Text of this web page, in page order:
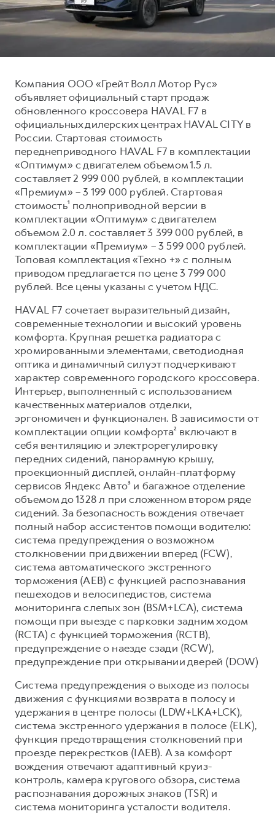
от 2 899 000 ₽
F7X
от 3 599 000 ₽
POER
от 3 449 000 ₽
Тест-драйв
Трейд-ин
Кредитный калькулятор
Страхование
Кредит
КОРПОРАТИВНЫМ КЛИЕНТАМ
Для малого бизнеса
Корпоративным клиентам
Крупным корпоративным клиентам
Система управления автопарком
Сервис для корпоративных клиентов
HAVAL Лизинг
АКСЕССУАРЫ HAVAL
Автомобильные аксессуары
Коллекция CITY
Коллекция Базовая
Коллекция Детская
СЕРВИСНОЕ ОБСЛУЖИВАНИЕ
Нулевое ТО
Программа «Помощь на дороге»
Регламенты технического обслуживания
Электронный ПТС
ПОДДЕРЖКА
GWM Безопасность
Гарантия HAVAL
Мобильное приложение GWM
Программа «HAVAL Защита+»
Руководства по эксплуатации
Подписки
АКСЕССУАРЫ HAVAL
Автомобильные аксессуары
Коллекция CITY
Коллекция Базовая
Коллекция Детская
О дилере
Наша команда
Контакты
Компания ООО «Грейт Волл Мотор Рус»
объявляет официальный старт продаж
обновленного кроссовера HAVAL F7 в
официальных дилерских центрах HAVAL CITY в
России. Стартовая стоимость
переднеприводного HAVAL F7 в комплектации
«Оптимум» с двигателем объемом 1.5 л.
составляет 2 999 000 рублей, в комплектации
«Премиум» – 3 199 000 рублей. Стартовая
стоимость¹ полноприводной версии в
комплектации «Оптимум» с двигателем
объемом 2.0 л. составляет 3 399 000 рублей, в
комплектации «Премиум» – 3 599 000 рублей.
Топовая комплектация «Техно +» с полным
приводом предлагается по цене 3 799 000
рублей. Все цены указаны с учетом НДС.
HAVAL F7 сочетает выразительный дизайн,
современные технологии и высокий уровень
комфорта. Крупная решетка радиатора с
хромированными элементами, светодиодная
оптика и динамичный силуэт подчеркивают
характер современного городского кроссовера.
Интерьер, выполненный с использованием
качественных материалов отделки,
эргономичен и функционален. В зависимости от
комплектации опции комфорта² включают в
себя вентиляцию и электрорегулировку
передних сидений, панорамную крышу,
проекционный дисплей, онлайн-платформу
сервисов Яндекс Авто³ и багажное отделение
объемом до 1328 л при сложенном втором ряде
сидений. За безопасность вождения отвечает
полный набор ассистентов помощи водителю:
система предупреждения о возможном
столкновении при движении вперед (FCW),
система автоматического экстренного
торможения (AEB) с функцией распознавания
пешеходов и велосипедистов, система
мониторинга слепых зон (BSM+LCA), система
помощи при выезде с парковки задним ходом
(RCTA) с функцией торможения (RCTB),
предупреждение о наезде сзади (RCW),
предупреждение при открывании дверей (DOW)
Система предупреждения о выходе из полосы
движения с функциями возврата в полосу и
удержания в центре полосы (LDW+LKA+LCK),
система экстренного удержания в полосе (ELK),
функция предотвращения столкновений при
проезде перекрестков (IAEB). А за комфорт
вождения отвечают адаптивный круиз-
контроль, камера кругового обзора, система
распознавания дорожных знаков (TSR) и
система мониторинга усталости водителя.